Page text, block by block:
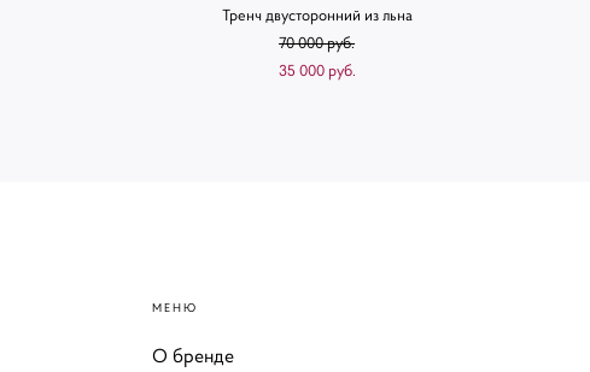
Тренч двусторонний из льна
70 000 pуб.
35 000 pуб.
МЕНЮ
О бренде